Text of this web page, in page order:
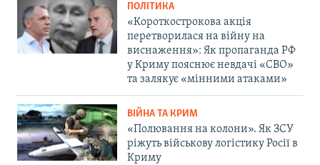
ПОЛІТИКА
«Короткострокова акція
перетворилася на війну на
виснаження»: Як пропаганда РФ
у Криму пояснює невдачі «СВО»
та залякує «мінними атаками»
ВІЙНА ТА КРИМ
«Полювання на колони». Як ЗСУ
ріжуть військову логістику Росії в
Криму